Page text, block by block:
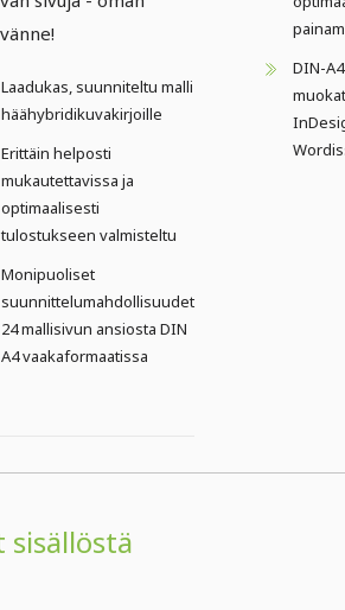
Laadukas, suunniteltu malli
häähybridikuvakirjoille
Erittäin helposti
mukautettavissa ja
optimaalisesti
tulostukseen valmisteltu
Monipuoliset
suunnittelumahdollisuudet
24 mallisivun ansiosta DIN
A4 vaakaformaatissa
DIN-
sisällöstä